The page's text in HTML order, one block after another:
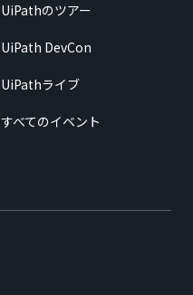
UiPathのツアー
UiPath DevCon
UiPathライブ
すべてのイベント